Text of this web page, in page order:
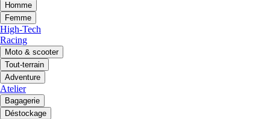
Homme
Femme
High-Tech
Racing
Moto & scooter
Tout-terrain
Adventure
Atelier
Bagagerie
Déstockage